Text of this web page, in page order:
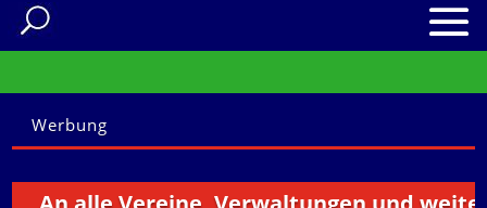
Werbung